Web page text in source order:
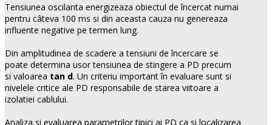
Tensiunea oscilanta energizeaza obiectul de încercat numai
pentru câteva 100 ms si din aceasta cauza nu genereaza
influente negative pe termen lung.
Din amplitudinea de scadere a tensiuni de încercare se
poate determina usor tensiunea de stingere a PD precum
si valoarea tan d. Un criteriu important în evaluare sunt si
nivelele critice ale PD responsabile de starea viitoare a
izolatiei cablului.
Analiza si evaluarea parametrilor tipici ai PD ca si localizarea